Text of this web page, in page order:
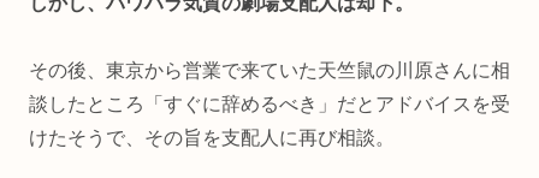
その後、東京から営業で来ていた天竺鼠の川原さんに相
談したところ「すぐに辞めるべき」だとアドバイスを受
けたそうで、その旨を支配人に再び相談。